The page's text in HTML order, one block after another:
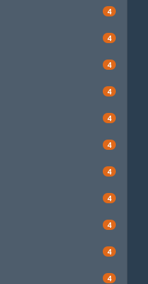
4
4
4
4
4
4
4
4
4
4
4